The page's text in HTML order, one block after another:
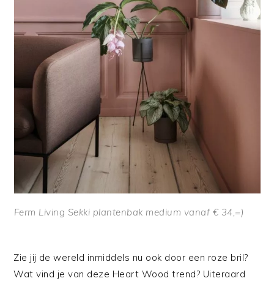
Ferm Living Sekki plantenbak medium vanaf € 34,=)
Zie jij de wereld inmiddels nu ook door een roze bril?
Wat vind je van deze Heart Wood trend? Uiteraard